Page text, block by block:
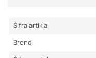
Šifra artikla
Brend